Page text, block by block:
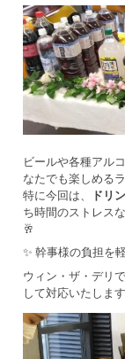
ビールや各種アル
なたでも楽しめる
特に今回は、
ドリ
ち時間のストレス
🥂
✨ 幹事様の負担を
ウィン・ザ・デリ
して対応いたしま